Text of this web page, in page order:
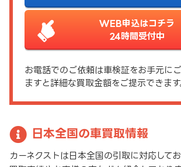
WEB申込はコチラ
24時間受付中
お電話でのご依頼は車検証をお手元に
ますと詳細な買取金額をご提示できます
日本全国の車買取情報
カーネクストは日本全国の引取に対応して